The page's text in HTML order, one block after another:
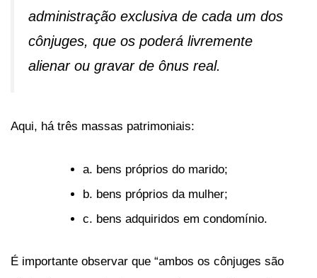
administração exclusiva de cada um dos
cônjuges, que os poderá livremente
alienar ou gravar de ônus real.
Aqui, há três massas patrimoniais:
a. bens próprios do marido;
b. bens próprios da mulher;
c. bens adquiridos em condomínio.
É importante observar que “ambos os cônjuges são